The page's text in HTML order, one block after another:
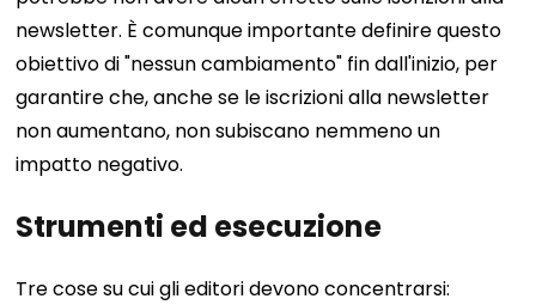
newsletter. È comunque importante definire questo
obiettivo di "nessun cambiamento" fin dall'inizio, per
garantire che, anche se le iscrizioni alla newsletter
non aumentano, non subiscano nemmeno un
impatto negativo.
Strumenti ed esecuzione
Tre cose su cui gli editori devono concentrarsi: